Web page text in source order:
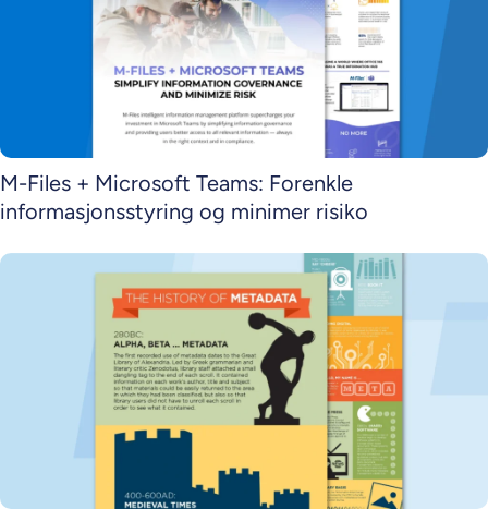
M-Files + Microsoft Teams: Forenkle
informasjonsstyring og minimer risiko